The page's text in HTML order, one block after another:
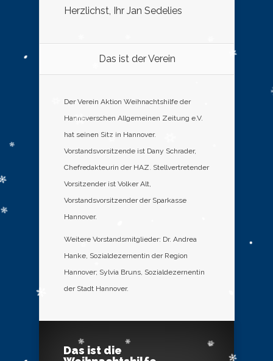
Herzlichst, Ihr Jan Sedelies
Das ist der Verein
Der Verein Aktion Weihnachtshilfe der
Hannoverschen Allgemeinen Zeitung e.V.
hat seinen Sitz in Hannover.
Vorstandsvorsitzende ist Dany Schrader,
Chefredakteurin der HAZ. Stellvertretender
Vorsitzender ist Volker Alt,
Vorstandsvorsitzender der Sparkasse
Hannover.
Weitere Vorstandsmitglieder: Dr. Andrea
Hanke, Sozialdezernentin der Region
Hannover; Sylvia Bruns, Sozialdezernentin
der Stadt Hannover.
Das ist die